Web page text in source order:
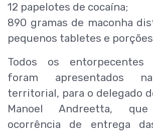
12 papelotes de cocaína;
890 gramas de maconha
pequenos tabletes e
Todos os entorpecentes
foram apresentados
territorial, para o delegado
Manoel Andreetta,
ocorrência de entrega